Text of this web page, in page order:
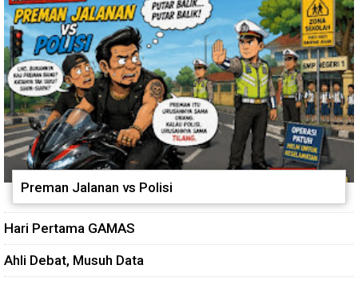
Nikmati Akses Lebih Lancar
Preman Jalanan vs Polisi
Hari Pertama GAMAS
Ahli Debat, Musuh Data